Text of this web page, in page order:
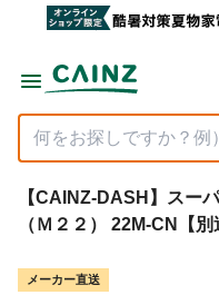
【CAINZ-DASH】スー
（Ｍ２２） 22M-CN【別
メーカー直送